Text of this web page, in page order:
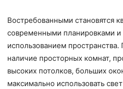
Востребованными становятся
современными планировками
использованием пространства.
наличие просторных комнат,
высоких потолков, больших
максимально использовать